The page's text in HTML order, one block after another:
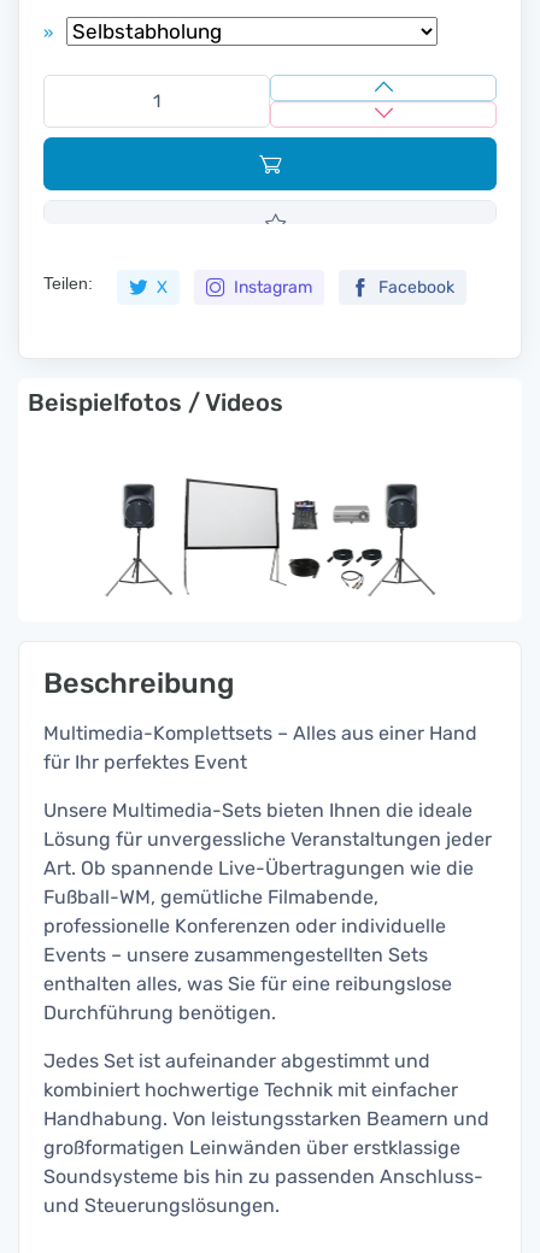
»
Teilen: X Instagram Facebook
Beispielfotos / Videos
Beschreibung
Multimedia-Komplettsets – Alles aus einer Hand
für Ihr perfektes Event
Unsere Multimedia-Sets bieten Ihnen die ideale
Lösung für unvergessliche Veranstaltungen jeder
Art. Ob spannende Live-Übertragungen wie die
Fußball-WM, gemütliche Filmabende,
professionelle Konferenzen oder individuelle
Events – unsere zusammengestellten Sets
enthalten alles, was Sie für eine reibungslose
Durchführung benötigen.
Jedes Set ist aufeinander abgestimmt und
kombiniert hochwertige Technik mit einfacher
Handhabung. Von leistungsstarken Beamern und
großformatigen Leinwänden über erstklassige
Soundsysteme bis hin zu passenden Anschluss-
und Steuerungslösungen.